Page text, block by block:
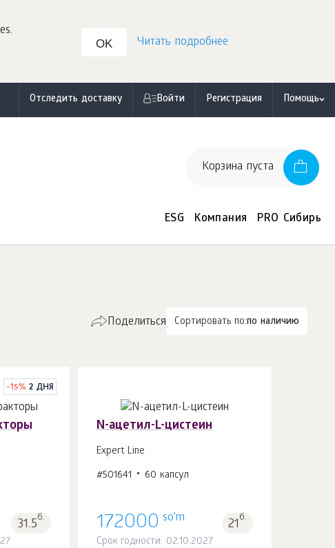
OK Читать подробнее
Отследить доставку Войти Регистрация Помощь
Корзина пуста
ESG Компания PRO Сибирь
Сортировать по:по наличию
Поделиться
-15% 2 ДНЯ
31.5б.
N-ацетил-L-цистеин
Expert Line
#501641 60 капсул
172000 so'm 21б.
Срок годности: 02.10.2027
В корзину 1